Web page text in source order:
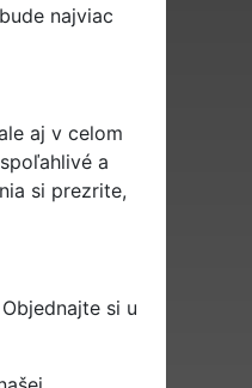
najviac
aj v celom
a
si prezrite,
si u